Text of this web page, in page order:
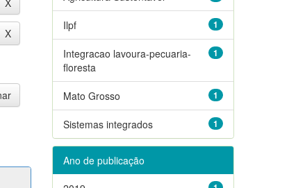
1
Ilpf
1
Integracao lavoura-pecuaria-
floresta
1
Mato Grosso
1
Sistemas integrados
Ano de publicação